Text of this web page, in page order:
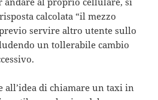
calcolata “il mezzo
servire altro utente sullo
un tollerabile cambio
di chiamare un taxi in